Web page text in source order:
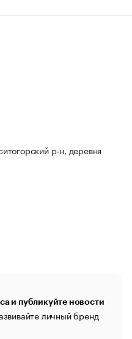
р-н, деревня
и публикуйте новости
личный бренд